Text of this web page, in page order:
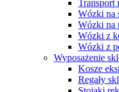
Transport
Wózki na
Wózki na
Wózki z
Wózki z
Wyposażenie
Kosze
Regały